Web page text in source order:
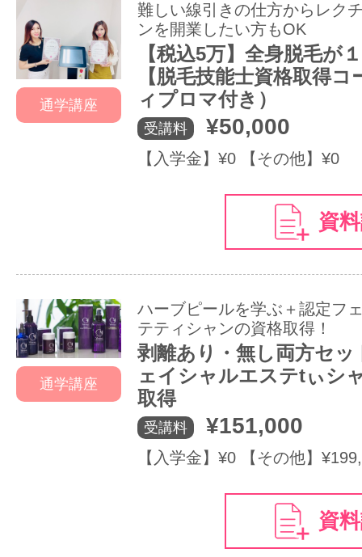
通学講座
難しい線引きの仕方からレク
ンを開業したい方もOK
【税込5万】全身脱毛が
【脱毛技能士資格取得コ
ィプロマ付き）
受講料 ¥50,000
【入学金】¥0 【その他】¥0
資
通学講座
ハーブピールを学ぶ＋認定フ
テティシャンの資格取得！
剥離あり・無し両方セッ
ェイシャルエステtぃシ
取得
受講料 ¥151,000
【入学金】¥0 【その他】
資